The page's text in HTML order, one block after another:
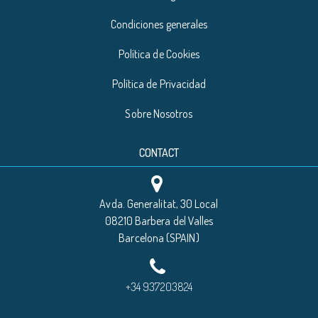
Condiciones generales
Política de Cookies
Política de Privacidad
Sobre Nosotros
CONTACT
Avda. Generalitat, 30 Local
08210 Barbera del Valles
Barcelona (SPAIN)
+34 937203824